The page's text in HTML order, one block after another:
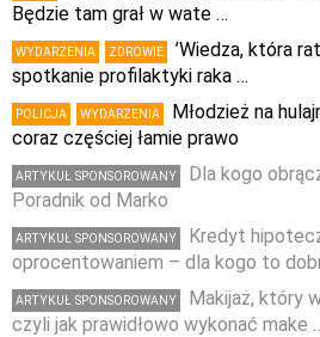
Będzie tam grał w wate …
WYDARZENIA ZDROWIE
’Wiedza, która
spotkanie profilaktyki raka …
POLICJA WYDARZENIA
Młodzież na
coraz częściej łamie prawo
ARTYKUŁ SPONSOROWANY
Dla kogo
Poradnik od Marko
ARTYKUŁ SPONSOROWANY
Kredyt
oprocentowaniem – dla kogo to
ARTYKUŁ SPONSOROWANY
Makijaż, który
czyli jak prawidłowo wykonać make